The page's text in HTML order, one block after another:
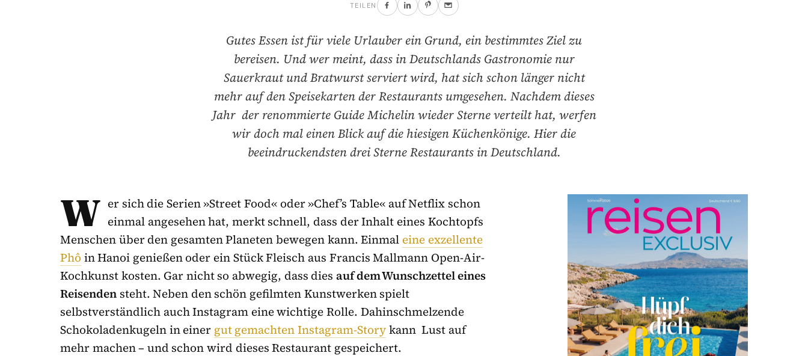
TEILEN
Gutes Essen ist für viele Urlauber ein Grund, ein bestimmtes Ziel zu
bereisen. Und wer meint, dass in Deutschlands Gastronomie nur
Sauerkraut und Bratwurst serviert wird, hat sich schon länger nicht
mehr auf den Speisekarten der Restaurants umgesehen. Nachdem dieses
Jahr der renommierte Guide Michelin wieder Sterne verteilt hat, werfen
wir doch mal einen Blick auf die hiesigen Küchenkönige. Hier die
beeindruckendsten drei Sterne Restaurants in Deutschland.
W er sich die Serien »Street Food« oder »Chef’s Table« auf Netflix schon
einmal angesehen hat, merkt schnell, dass der Inhalt eines Kochtopfs
Menschen über den gesamten Planeten bewegen kann. Einmal eine exzellente
Phô in Hanoi genießen oder ein Stück Fleisch aus Francis Mallmann Open-Air-
Kochkunst kosten. Gar nicht so abwegig, dass dies auf dem Wunschzettel eines
Reisenden steht. Neben den schön gefilmten Kunstwerken spielt
selbstverständlich auch Instagram eine wichtige Rolle. Dahinschmelzende
Schokoladenkugeln in einer gut gemachten Instagram-Storykann Lust auf
mehr machen – und schon wird dieses Restaurant gespeichert.